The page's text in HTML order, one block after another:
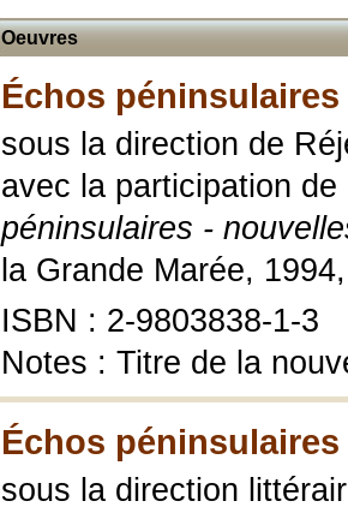
Oeuvres
Échos péninsulaires
sous la direction de
avec la participation
péninsulaires -
la Grande Marée,
ISBN : 2-9803838-1-3
Notes : Titre de la
Échos péninsulaires
sous la direction